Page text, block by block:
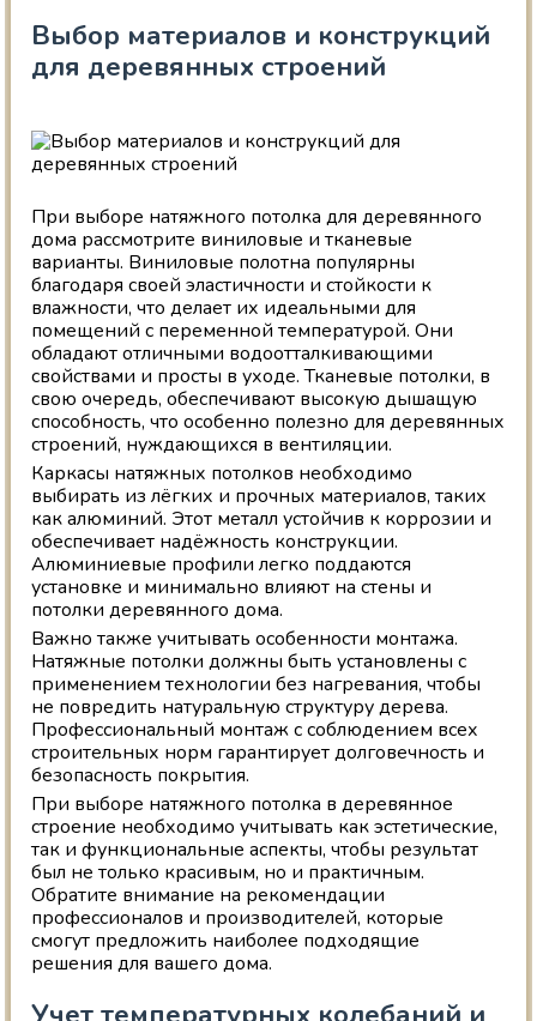
Выбор материалов и конструкций
для деревянных строений
При выборе натяжного потолка для деревянного
дома рассмотрите виниловые и тканевые
варианты. Виниловые полотна популярны
благодаря своей эластичности и стойкости к
влажности, что делает их идеальными для
помещений с переменной температурой. Они
обладают отличными водоотталкивающими
свойствами и просты в уходе. Тканевые потолки, в
свою очередь, обеспечивают высокую дышащую
способность, что особенно полезно для деревянных
строений, нуждающихся в вентиляции.
Каркасы натяжных потолков необходимо
выбирать из лёгких и прочных материалов, таких
как алюминий. Этот металл устойчив к коррозии и
обеспечивает надёжность конструкции.
Алюминиевые профили легко поддаются
установке и минимально влияют на стены и
потолки деревянного дома.
Важно также учитывать особенности монтажа.
Натяжные потолки должны быть установлены с
применением технологии без нагревания, чтобы
не повредить натуральную структуру дерева.
Профессиональный монтаж с соблюдением всех
строительных норм гарантирует долговечность и
безопасность покрытия.
При выборе натяжного потолка в деревянное
строение необходимо учитывать как эстетические,
так и функциональные аспекты, чтобы результат
был не только красивым, но и практичным.
Обратите внимание на рекомендации
профессионалов и производителей, которые
смогут предложить наиболее подходящие
решения для вашего дома.